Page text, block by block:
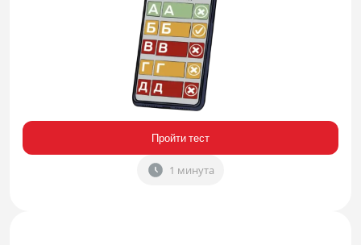
Пройти тест
1 минута